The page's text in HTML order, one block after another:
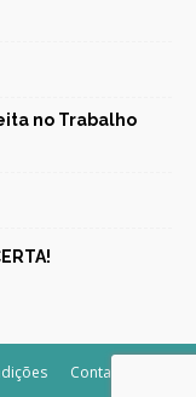
no Trabalho
Contato